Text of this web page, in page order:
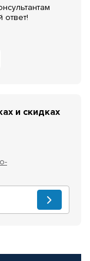
ответ!
и скидках